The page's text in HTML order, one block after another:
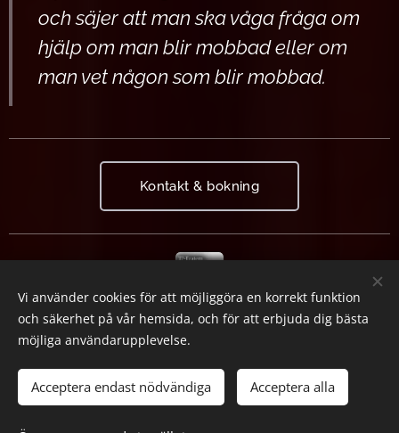
och säjer att man ska våga fråga om
hjälp om man blir mobbad eller om
man vet någon som blir mobbad.
Kontakt & bokning
oner
Cookies
Vi använder cookies för att möjliggöra en korrekt funktion
och säkerhet på vår hemsida, och för att erbjuda dig bästa
möjliga användarupplevelse.
Acceptera endast nödvändiga Acceptera alla